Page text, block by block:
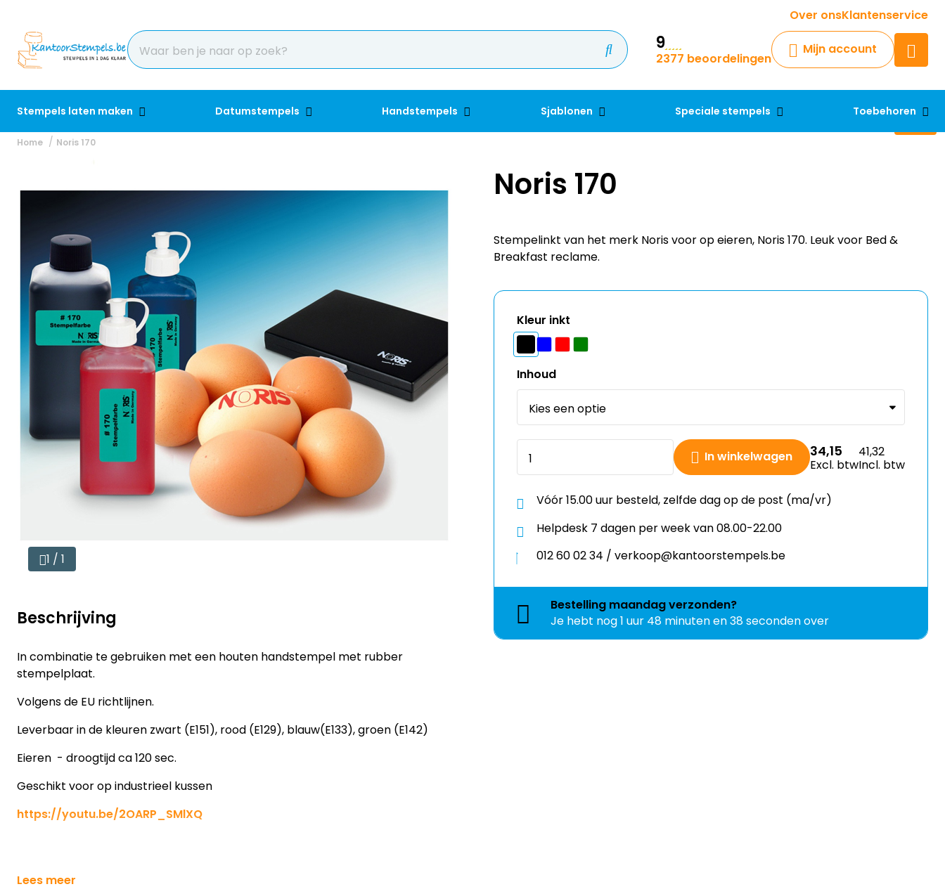
Over onsKlantenservice
9
2377 beoordelingen
Mijn account
Stempels laten maken Datumstempels Handstempels Sjablonen Speciale stempels Toebehoren
Krijg een antwoord op uw vraag
Chatbot
Chat 24/7 met onze chatbot
Contact
Home Noris 170
1 / 1
Beschrijving
In combinatie te gebruiken met een houten handstempel met rubber
stempelplaat.
Volgens de EU richtlijnen.
Leverbaar in de kleuren zwart (E151), rood (E129), blauw(E133), groen (E142)
Eieren - droogtijd ca 120 sec.
Geschikt voor op industrieel kussen
https://youtu.be/2OARP_SMlXQ
Lees meer
Noris 170
Stempelinkt van het merk Noris voor op eieren, Noris 170. Leuk voor Bed &
Breakfast reclame.
Kleur inkt
Inhoud
In winkelwagen 34,15
Excl. btw
41,32
Incl. btw
Vóór 15.00 uur besteld, zelfde dag op de post (ma/vr)
Helpdesk 7 dagen per week van 08.00-22.00
012 60 02 34 / verkoop@kantoorstempels.be
Bestelling maandagverzonden?
Je hebt nog1 uur 48 minuten en 38 seconden over